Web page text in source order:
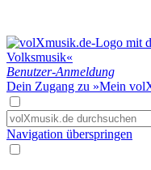
Benutzer-Anmeldung
Dein Zugang zu »Mein
Navigation überspringen